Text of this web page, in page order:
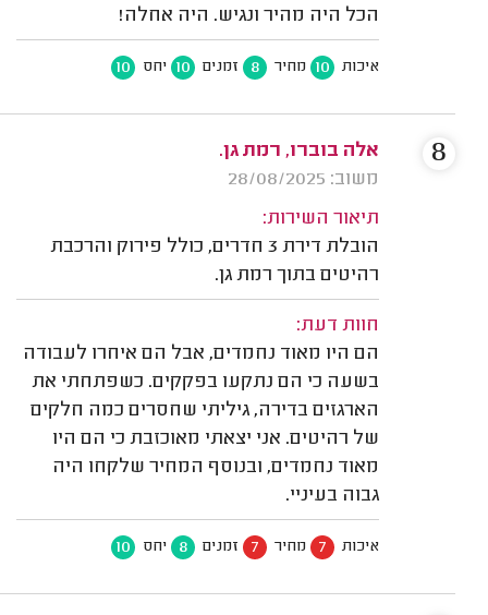
הכל היה מהיר ונגיש. היה אחלה!
איכות 10 מחיר 8 זמנים 10 יחס 10
אלה בוברו, רמת גן.
משוב: 28/08/2025
תיאור השירות:
הובלת דירת 3 חדרים, כולל פירוק והרכבת
רהיטים בתוך רמת גן.
חוות דעת:
הם היו מאוד נחמדים, אבל הם איחרו לעבודה
בשעה כי הם נתקעו בפקקים. כשפתחתי את
הארגזים בדירה, גיליתי שחסרים כמה חלקים
של רהיטים. אני יצאתי מאוכזבת כי הם היו
מאוד נחמדים, ובנוסף המחיר שלקחו היה
גבוה בעיניי.
איכות 7 מחיר 7 זמנים 8 יחס 10
8